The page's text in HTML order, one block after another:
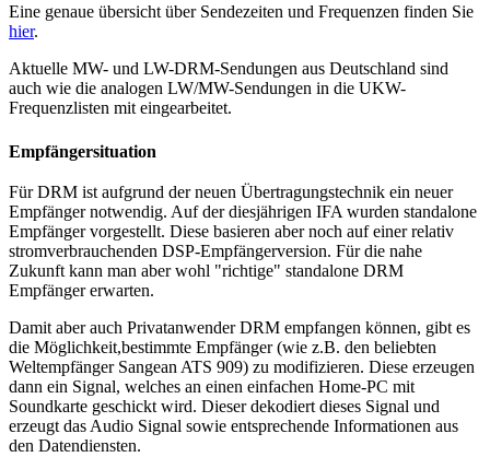
Eine genaue übersicht über Sendezeiten und Frequenzen finden Sie
hier.
Aktuelle MW- und LW-DRM-Sendungen aus Deutschland sind
auch wie die analogen LW/MW-Sendungen in die UKW-
Frequenzlisten mit eingearbeitet.
Empfängersituation
Für DRM ist aufgrund der neuen Übertragungstechnik ein neuer
Empfänger notwendig. Auf der diesjährigen IFA wurden standalone
Empfänger vorgestellt. Diese basieren aber noch auf einer relativ
stromverbrauchenden DSP-Empfängerversion. Für die nahe
Zukunft kann man aber wohl "richtige" standalone DRM
Empfänger erwarten.
Damit aber auch Privatanwender DRM empfangen können, gibt es
die Möglichkeit,bestimmte Empfänger (wie z.B. den beliebten
Weltempfänger Sangean ATS 909) zu modifizieren. Diese erzeugen
dann ein Signal, welches an einen einfachen Home-PC mit
Soundkarte geschickt wird. Dieser dekodiert dieses Signal und
erzeugt das Audio Signal sowie entsprechende Informationen aus
den Datendiensten.